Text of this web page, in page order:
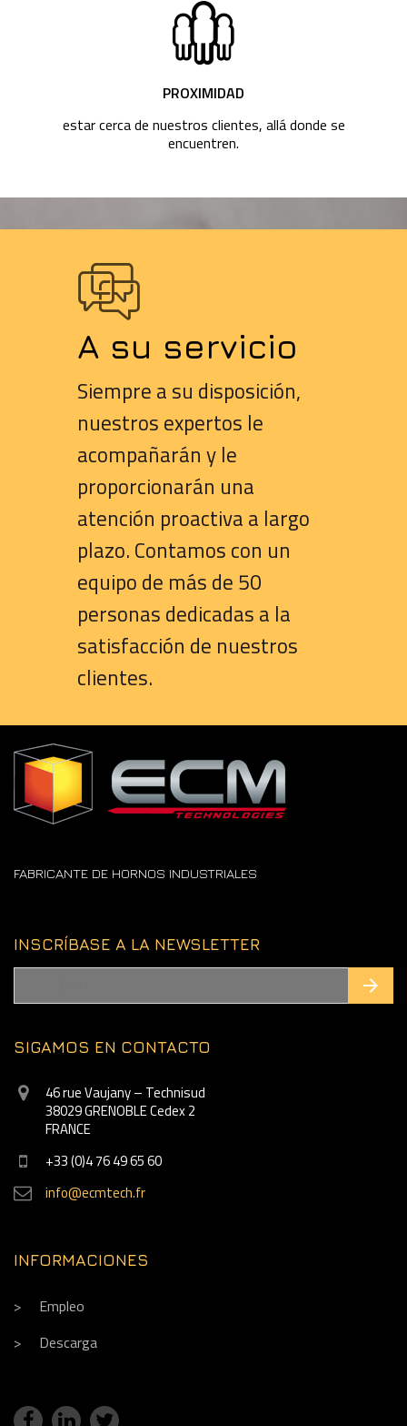
PROXIMIDAD
estar cerca de nuestros clientes, allá donde se
encuentren.
A su servicio
Siempre a su disposición,
nuestros expertos le
acompañarán y le
proporcionarán una
atención proactiva a largo
plazo. Contamos con un
equipo de más de 50
personas dedicadas a la
satisfacción de nuestros
clientes.
FABRICANTE DE HORNOS INDUSTRIALES
INSCRÍBASE A LA NEWSLETTER
SIGAMOS EN CONTACTO
46 rue Vaujany – Technisud
38029 GRENOBLE Cedex 2
FRANCE
+33 (0)4 76 49 65 60
info@ecmtech.fr
INFORMACIONES
Empleo
Descarga